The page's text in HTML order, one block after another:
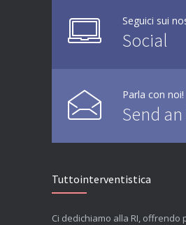
Seguici sui
Social
Parla con noi!
Send
Tuttointerventistica
Ci dedichiamo alla RI, offrendo